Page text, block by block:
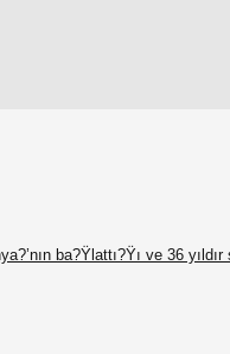
ba?Ÿlattı?Ÿı ve 36